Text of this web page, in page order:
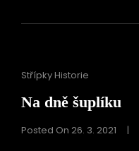
Cat
Střípky Historie
Na dně šuplíku
Posted On 26. 3. 2021 |